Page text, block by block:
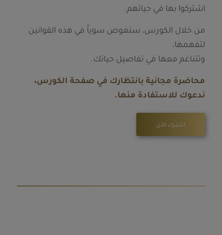
اشتركوا بها في حياتهم.
من خلال الكورس، سنغوص سوياً في هذه القوانين
لتفهمها،
وتتناغم معها في تفاصيل حياتك.
محاضرة مجانية بانتظارك في صفحة الكورس،
ندعوك للاستفادة منها.
اشترك الآن